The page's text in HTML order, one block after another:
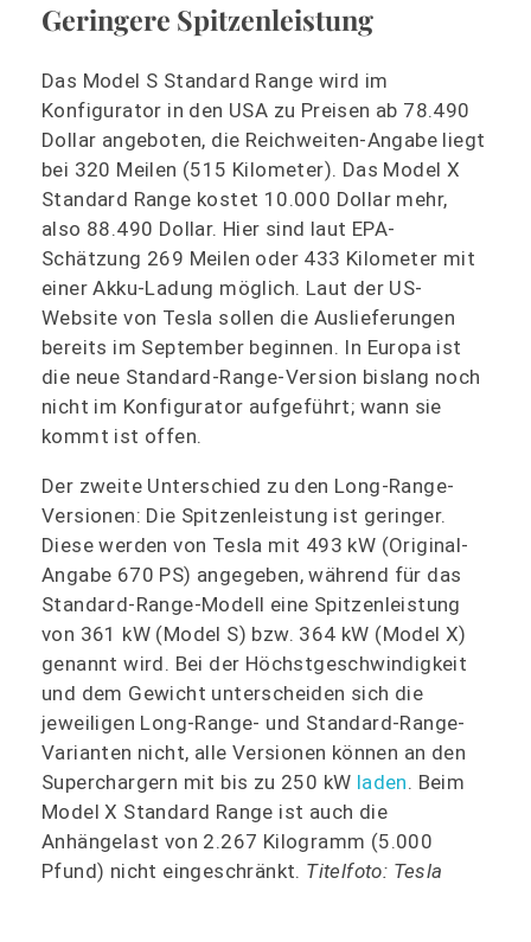
Geringere Spitzenleistung
Das Model S Standard Range wird im
Konfigurator in den USA zu Preisen ab 78.490
Dollar angeboten, die Reichweiten-Angabe liegt
bei 320 Meilen (515 Kilometer). Das Model X
Standard Range kostet 10.000 Dollar mehr,
also 88.490 Dollar. Hier sind laut EPA-
Schätzung 269 Meilen oder 433 Kilometer mit
einer Akku-Ladung möglich. Laut der US-
Website von Tesla sollen die Auslieferungen
bereits im September beginnen. In Europa ist
die neue Standard-Range-Version bislang noch
nicht im Konfigurator aufgeführt; wann sie
kommt ist offen.
Der zweite Unterschied zu den Long-Range-
Versionen: Die Spitzenleistung ist geringer.
Diese werden von Tesla mit 493 kW (Original-
Angabe 670 PS) angegeben, während für das
Standard-Range-Modell eine Spitzenleistung
von 361 kW (Model S) bzw. 364 kW (Model X)
genannt wird. Bei der Höchstgeschwindigkeit
und dem Gewicht unterscheiden sich die
jeweiligen Long-Range- und Standard-Range-
Varianten nicht, alle Versionen können an den
Superchargern mit bis zu 250 kW laden. Beim
Model X Standard Range ist auch die
Anhängelast von 2.267 Kilogramm (5.000
Pfund) nicht eingeschränkt. Titelfoto: Tesla